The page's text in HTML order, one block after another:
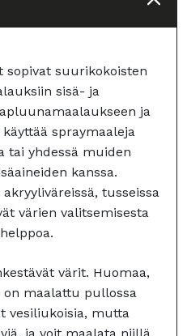
suurikokoisten
sisä- ja
ja
spraymaaleja
tai yhdessä muiden
kanssa.
tusseissa
värien valitsemisesta
värit. Huomaa,
maalattu pullossa
vesiliukoisia, mutta